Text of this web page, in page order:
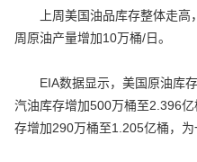
上周美国油品库存整体走高
周原油产量增加10万桶/日。
EIA数据显示，美国原油库存
汽油库存增加500万桶至2.396
存增加290万桶至1.205亿桶，为